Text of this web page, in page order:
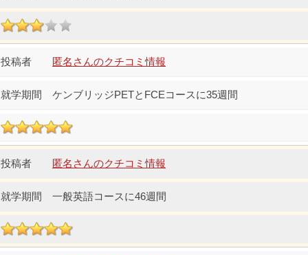
匿名さんのクチコミ情報
ケンブリッジPETとFCEコースに35週間
匿名さんのクチコミ情報
一般英語コースに46週間